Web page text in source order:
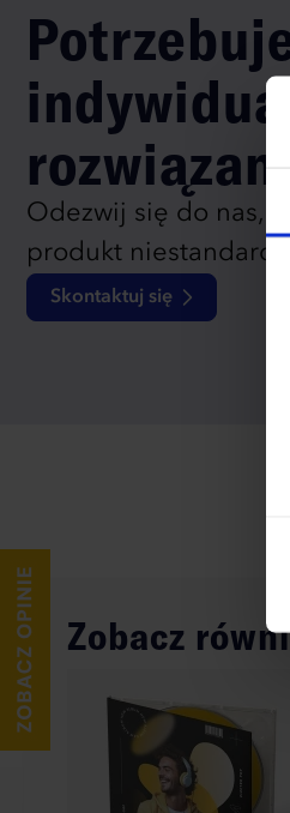
Odezwij się do nas,
produkt
Skontaktuj się
Zobacz